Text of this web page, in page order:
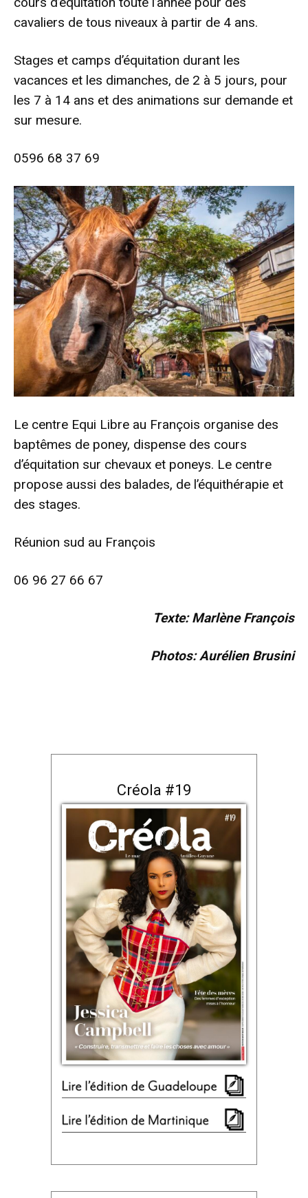
cavaliers de tous niveaux à partir de 4 ans.
Stages et camps d’équitation durant les
vacances et les dimanches, de 2 à 5 jours, pour
les 7 à 14 ans et des animations sur demande et
sur mesure.
0596 68 37 69
Le centre Equi Libre au François organise des
baptêmes de poney, dispense des cours
d’équitation sur chevaux et poneys. Le centre
propose aussi des balades, de l’équithérapie et
des stages.
Réunion sud au François
06 96 27 66 67
Texte: Marlène François
Photos: Aurélien Brusini
Créola #19